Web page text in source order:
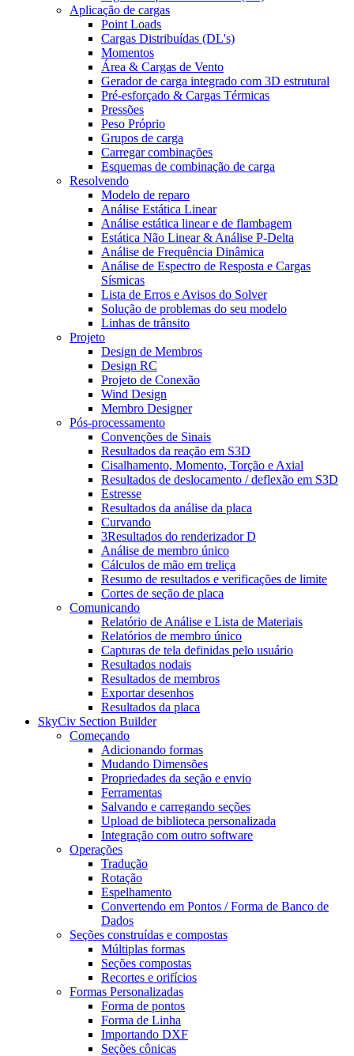
Aplicação de cargas
Point Loads
Cargas Distribuídas (DL's)
Momentos
Área & Cargas de Vento
Gerador de carga integrado com 3D estrutural
Pré-esforçado & Cargas Térmicas
Pressões
Peso Próprio
Grupos de carga
Carregar combinações
Esquemas de combinação de carga
Resolvendo
Modelo de reparo
Análise Estática Linear
Análise estática linear e de flambagem
Estática Não Linear & Análise P-Delta
Análise de Frequência Dinâmica
Análise de Espectro de Resposta e Cargas
Sísmicas
Lista de Erros e Avisos do Solver
Solução de problemas do seu modelo
Linhas de trânsito
Projeto
Design de Membros
Design RC
Projeto de Conexão
Wind Design
Membro Designer
Pós-processamento
Convenções de Sinais
Resultados da reação em S3D
Cisalhamento, Momento, Torção e Axial
Resultados de deslocamento / deflexão em S3D
Estresse
Resultados da análise da placa
Curvando
3Resultados do renderizador D
Análise de membro único
Cálculos de mão em treliça
Resumo de resultados e verificações de limite
Cortes de seção de placa
Comunicando
Relatório de Análise e Lista de Materiais
Relatórios de membro único
Capturas de tela definidas pelo usuário
Resultados nodais
Resultados de membros
Exportar desenhos
Resultados da placa
SkyCiv Section Builder
Começando
Adicionando formas
Mudando Dimensões
Propriedades da seção e envio
Ferramentas
Salvando e carregando seções
Upload de biblioteca personalizada
Integração com outro software
Operações
Tradução
Rotação
Espelhamento
Convertendo em Pontos / Forma de Banco de
Dados
Seções construídas e compostas
Múltiplas formas
Seções compostas
Recortes e orifícios
Formas Personalizadas
Forma de pontos
Forma de Linha
Importando DXF
Seções cônicas